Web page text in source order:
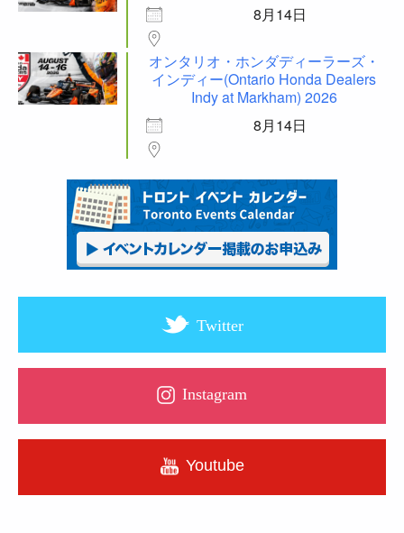
8月14日
オンタリオ・ホンダディーラーズ・
インディー(Ontario Honda Dealers
Indy at Markham) 2026
8月14日
Twitter
Instagram
Youtube